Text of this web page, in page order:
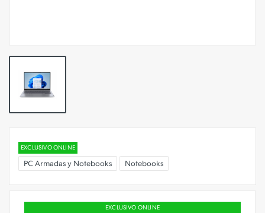
EXCLUSIVO ONLINE
PC Armadas y Notebooks Notebooks
EXCLUSIVO ONLINE